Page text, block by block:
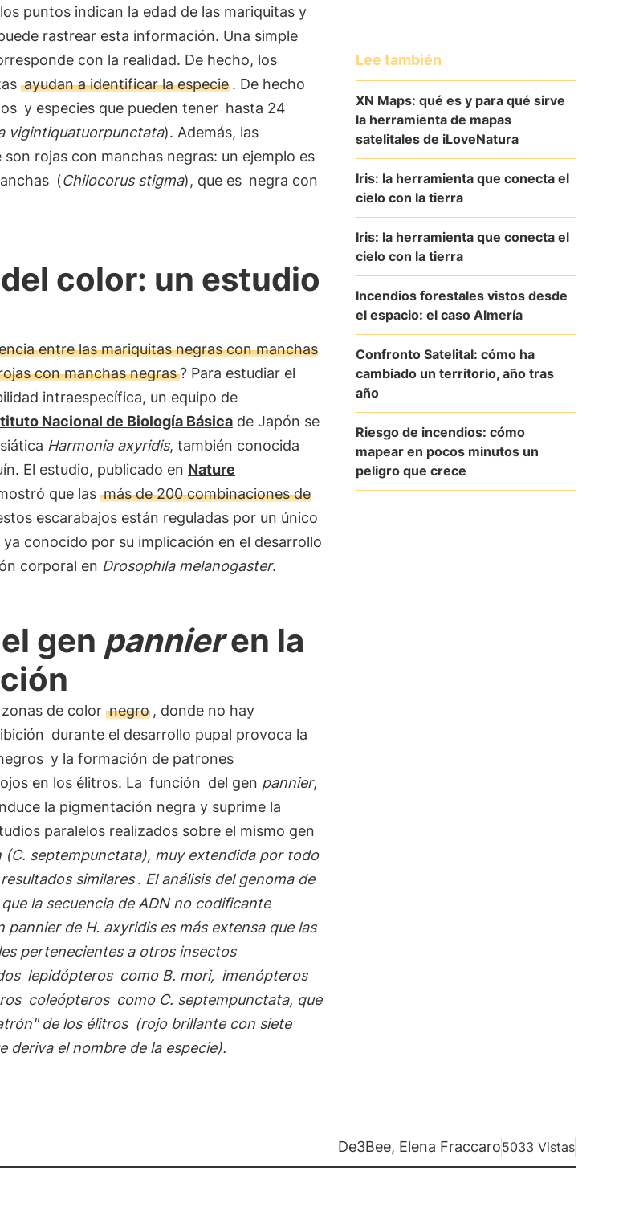
puntos indican la edad de las mariquitas y
rastrear esta información. Una simple
con la realidad. De hecho, los
ayudan a identificar la especie . De hecho
y especies que pueden tener hasta 24
vigintiquatuorpunctata). Además, las
rojas con manchas negras: un ejemplo es
(Chilocorus stigma), que es negra con
color: un estudio
entre las mariquitas negras con manchas
con manchas negras? Para estudiar el
intraespecífica, un equipo de
Nacional de Biología Básicade Japón se
Harmonia axyridis, también conocida
El estudio, publicado en Nature
que las más de 200 combinaciones de
escarabajos están reguladas por un único
ya conocido por su implicación en el desarrollo
corporal en Drosophila melanogaster.
gen pannieren la
de color negro , donde no hay
durante el desarrollo pupal provoca la
y la formación de patrones
en los élitros. La función del gen pannier,
la pigmentación negra y suprime la
paralelos realizados sobre el mismo gen
(C. septempunctata), muy extendida por todo
resultados similares . El análisis del genoma de
la secuencia de ADN no codificante
pannierde H. axyridises más extensa que las
pertenecientes a otros insectos
lepidópteros como B. mori, imenópteros
coleópteros como C. septempunctata, que
de los élitros (rojo brillante con siete
deriva el nombre de la especie).
Lee también
XN Maps: qué es y para qué sirve
la herramienta de mapas
satelitales de iLoveNatura
Iris: la herramienta que conecta el
cielo con la tierra
Iris: la herramienta que conecta el
cielo con la tierra
Incendios forestales vistos desde
el espacio: el caso Almería
Confronto Satelital: cómo ha
cambiado un territorio, año tras
año
Riesgo de incendios: cómo
mapear en pocos minutos un
peligro que crece
De3Bee, Elena Fraccaro5033 Vistas